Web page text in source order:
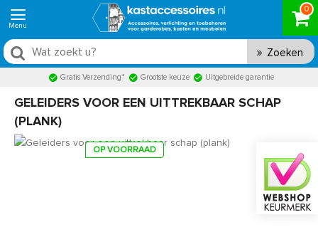
0
Zoeken
Gratis Verzending* Grootste keuze Uitgebreide garantie
GELEIDERS VOOR EEN UITTREKBAAR SCHAP
(PLANK)
OP VOORRAAD